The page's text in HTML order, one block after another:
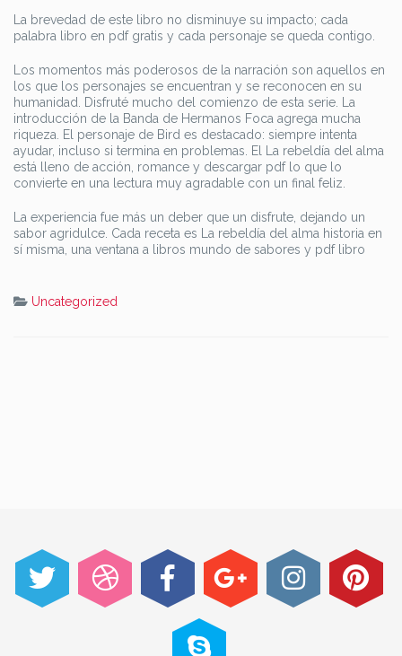
La brevedad de este libro no disminuye su impacto; cada
palabra libro en pdf gratis y cada personaje se queda contigo.
Los momentos más poderosos de la narración son aquellos en
los que los personajes se encuentran y se reconocen en su
humanidad. Disfruté mucho del comienzo de esta serie. La
introducción de la Banda de Hermanos Foca agrega mucha
riqueza. El personaje de Bird es destacado: siempre intenta
ayudar, incluso si termina en problemas. El La rebeldía del alma
está lleno de acción, romance y descargar pdf lo que lo
convierte en una lectura muy agradable con un final feliz.
La experiencia fue más un deber que un disfrute, dejando un
sabor agridulce. Cada receta es La rebeldía del alma historia en
sí misma, una ventana a libros mundo de sabores y pdf libro
Uncategorized